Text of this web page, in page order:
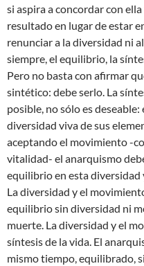
si aspira a concordar con
resultado en lugar de estar
renunciar a la diversidad ni
siempre, el equilibrio, la
Pero no basta con afirmar
sintético: debe serlo. La
posible, no sólo es
diversidad viva de sus
aceptando el movimiento -
vitalidad- el anarquismo
equilibrio en esta
La diversidad y el
equilibrio sin diversidad ni
muerte. La diversidad y el
síntesis de la vida. El
mismo tiempo, equilibrado,